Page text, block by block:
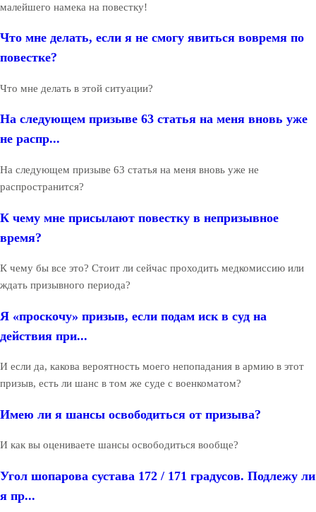
малейшего намека на повестку!
Что мне делать, если я не смогу явиться вовремя по
повестке?
Что мне делать в этой ситуации?
На следующем призыве 63 статья на меня вновь уже
не распр...
На следующем призыве 63 статья на меня вновь уже не
распространится?
К чему мне присылают повестку в непризывное
время?
К чему бы все это? Стоит ли сейчас проходить медкомиссию или
ждать призывного периода?
Я «проскочу» призыв, если подам иск в суд на
действия при...
И если да, какова вероятность моего непопадания в армию в этот
призыв, есть ли шанс в том же суде с военкоматом?
Имею ли я шансы освободиться от призыва?
И как вы оцениваете шансы освободиться вообще?
Угол шопарова сустава 172 / 171 градусов. Подлежу ли
я пр...